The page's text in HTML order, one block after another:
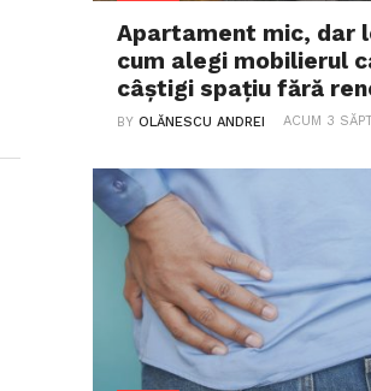
Apartament mic, dar
cum alegi mobilierul
câștigi spațiu fără
BYOLĂNESCU ANDREI ACUM 3